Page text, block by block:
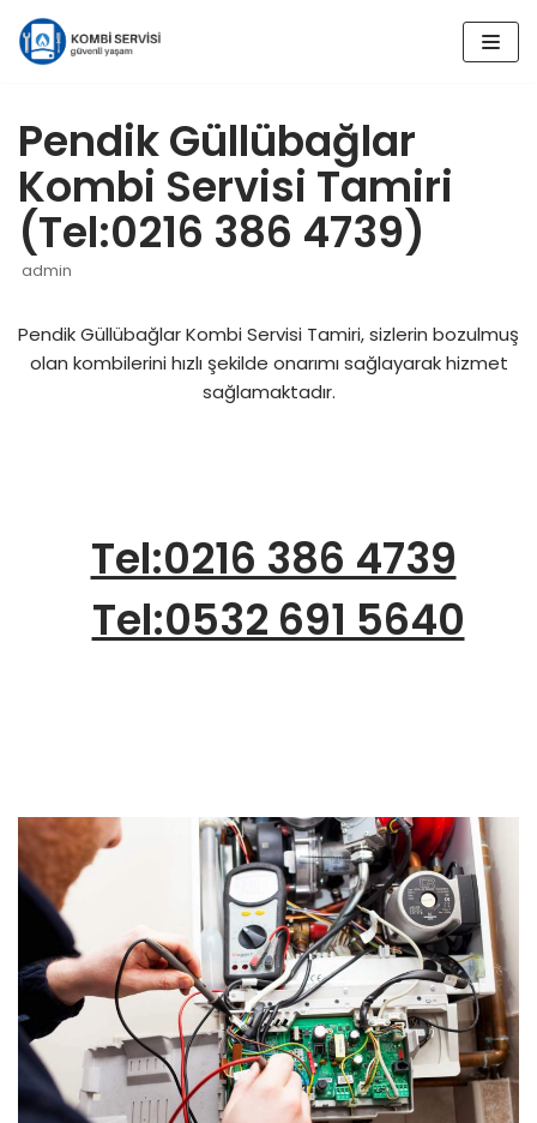
İçeriğe
geç
Pendik Güllübağlar
Kombi Servisi Tamiri
(Tel:0216 386 4739)
admin
Pendik Güllübağlar Kombi Servisi Tamiri, sizlerin bozulmuş
olan kombilerini hızlı şekilde onarımı sağlayarak hizmet
sağlamaktadır.
Tel:0216 386 4739
Tel:0532 691 5640